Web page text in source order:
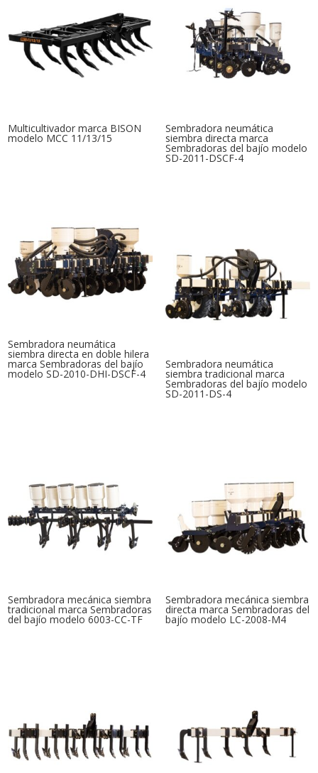
Multicultivador marca BISON
modelo MCC 11/13/15
Sembradora neumática
siembra directa marca
Sembradoras del bajío modelo
SD-2011-DSCF-4
Sembradora neumática
siembra directa en doble hilera
marca Sembradoras del bajío
modelo SD-2010-DHI-DSCF-4
Sembradora neumática
siembra tradicional marca
Sembradoras del bajío modelo
SD-2011-DS-4
Sembradora mecánica siembra
tradicional marca Sembradoras
del bajío modelo 6003-CC-TF
Sembradora mecánica siembra
directa marca Sembradoras del
bajío modelo LC-2008-M4